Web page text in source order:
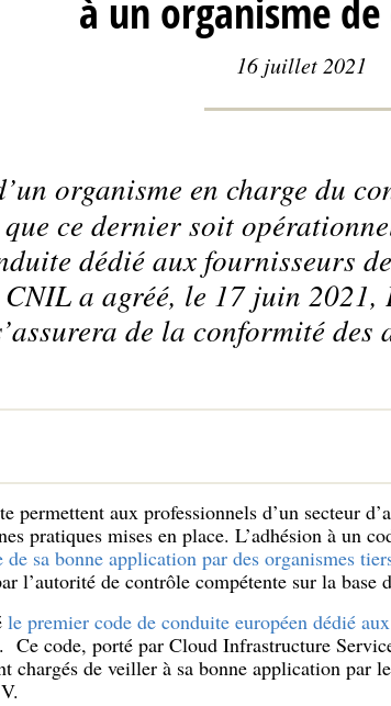
à un organisme
16 juillet 2021
organisme en charge du
ce dernier soit
dédié aux fournisseurs
a agréé, le 17 juin
de la conformité des
permettent aux professionnels d’un secteur
pratiques mises en place. L’adhésion à un
de sa bonne application par des organismes
l’autorité de contrôle compétente sur la base
le premier code de conduite européen dédié
Ce code, porté par Cloud Infrastructure
chargés de veiller à sa bonne application par